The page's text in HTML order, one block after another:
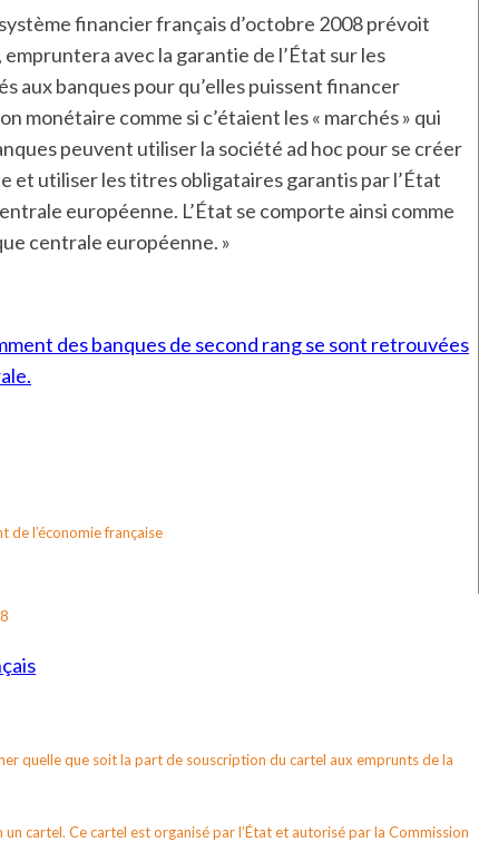
financier français d’octobre 2008 prévoit
avec la garantie de l’État sur les
aux banques pour qu’elles puissent financer
monétaire comme si c’étaient les « marchés » qui
peuvent utiliser la société ad hoc pour se créer
et utiliser les titres obligataires garantis par l’État
européenne. L’État se comporte ainsi comme
centrale européenne. »
des banques de second rang se sont retrouvées
de l’économie française
quelle que soit la part de souscription du cartel aux emprunts de la
cartel. Ce cartel est organisé par l’État et autorisé par la Commission